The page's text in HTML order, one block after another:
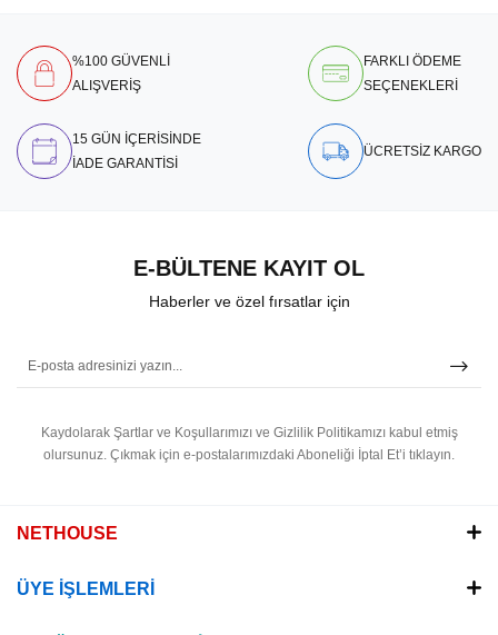
%100 GÜVENLİ
ALIŞVERİŞ
FARKLI ÖDEME
SEÇENEKLERİ
15 GÜN İÇERİSİNDE
İADE GARANTİSİ
ÜCRETSİZ KARGO
E-BÜLTENE KAYIT OL
Haberler ve özel fırsatlar için
Kaydolarak Şartlar ve Koşullarımızı ve Gizlilik Politikamızı kabul etmiş
olursunuz. Çıkmak için e-postalarımızdaki Aboneliği İptal Et’i tıklayın.
NETHOUSE
ÜYE İŞLEMLERİ